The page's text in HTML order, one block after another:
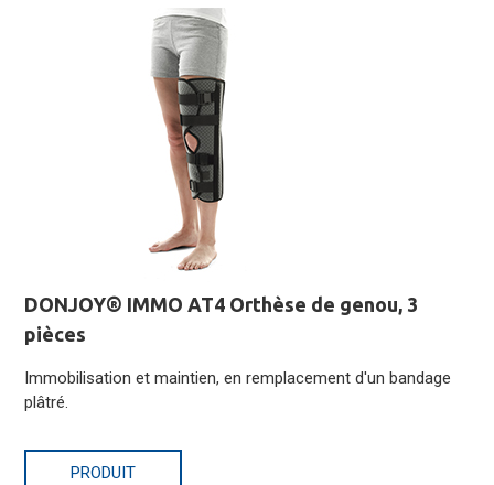
DONJOY® IMMO AT4 Orthèse de genou, 3
pièces
Immobilisation et maintien, en remplacement d'un bandage
plâtré.
PRODUIT